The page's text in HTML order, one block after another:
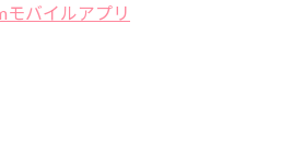
モバイルアプリ